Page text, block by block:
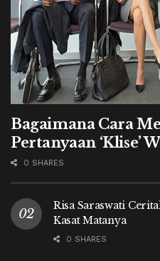
Bagaimana Cara
Pertanyaan ‘Klise’
0 SHARES
Risa Saraswati
Kasat Matanya
0 SHARES